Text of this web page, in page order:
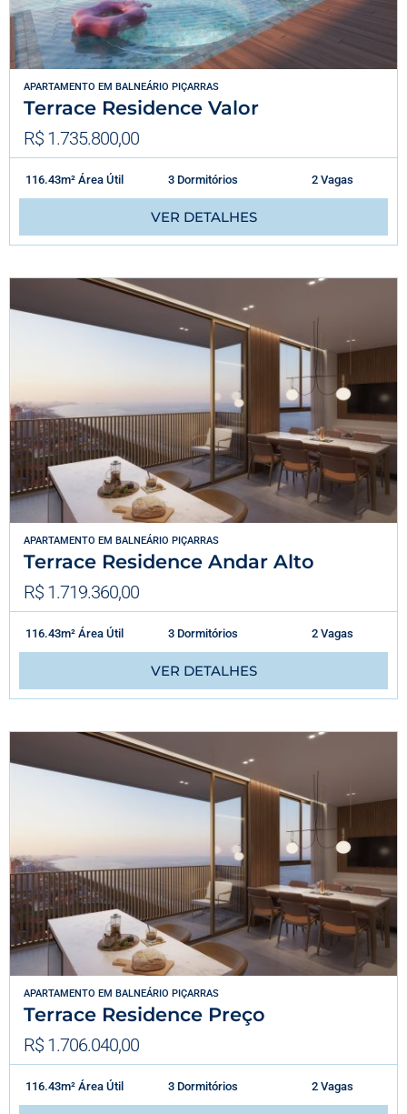
APARTAMENTO EM BALNEÁRIO PIÇARRAS
Terrace Residence Valor
R$ 1.735.800,00
116.43m² Área Útil 3 Dormitórios 2 Vagas
VER DETALHES
APARTAMENTO EM BALNEÁRIO PIÇARRAS
Terrace Residence Andar Alto
R$ 1.719.360,00
116.43m² Área Útil 3 Dormitórios 2 Vagas
VER DETALHES
APARTAMENTO EM BALNEÁRIO PIÇARRAS
Terrace Residence Preço
R$ 1.706.040,00
116.43m² Área Útil 3 Dormitórios 2 Vagas